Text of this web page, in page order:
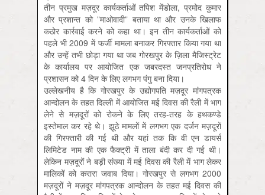
तीन प्रमुख मज़दूर कार्यकर्ताओं तपिश मेंडोला, प्रमोद कुमार
और प्रशान्‍त को ”माओवादी” बताया था और उनके खिलाफ
कठोर कार्रवाई करने को कहा था। इन तीन कार्यकर्ताओं को
पहले भी 2009 में फर्जी मामला बनाकर गिरफ्तार किया गया था
और उन्‍हें तभी छोड़ा गया था जब गोरखपुर के ज़िला मैजिस्‍ट्रेट
के कार्यालय पर आयोजित एक जबरदस्‍त जनप्रतिरोध ने
प्रशासन को 4 दिन के लिए लगभग पंगु बना दिया।
उल्‍लेखनीय है कि गोरखपुर के उद्योगपति मज़दूर मांगपत्रक
आन्‍दोलन के तहत दिल्‍ली में आयोजित मई दिवस की रैली में भाग
लेने से मज़दूरों को रोकने के‍ लिए तरह-तरह के हथकण्‍डे
इस्‍तेमाल कर रहे थे। झूठे मामलों में लगभग एक दर्जन मज़दूरों
की गिरफ्तारी की गई थी और यहां तक कि वी एन डायर्स
लिमिटेड नाम की एक फैक्‍ट्री में ताला बंदी कर दी गई थी।
लेकिन मज़दूरों ने बड़ी संख्‍या में मई दिवस की रैली में भाग लेकर
मालिकों को करारा जवाब दिया। गोरखपुर से लगभग 2000
मज़दूरों ने मज़दूर मांगपत्रक आन्‍दोलन के तहत मई दिवस की